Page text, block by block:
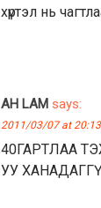
хүртэл нь
AH LAM says:
2011/03/07 at 20:13
40ГАРТЛАА
УУ